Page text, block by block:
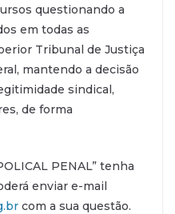
questionando a
em todas as
Tribunal de Justiça
mantendo a decisão
sindical,
de forma
PENAL” tenha
enviar e-mail
com a sua questão.